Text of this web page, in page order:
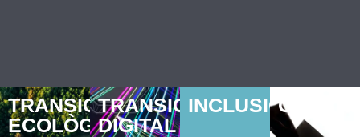
TRANSICIÓ
ECOLÒGICA
TRANSICIÓ
DIGITAL
INCLUSIÓ